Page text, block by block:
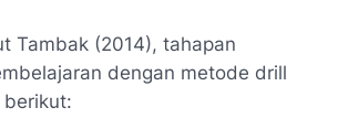
Tambak (2014), tahapan
dengan metode drill